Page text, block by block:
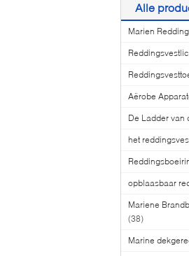
Alle
Marien
Aërobe
De Ladder van
het
opblaasbaar
Mariene
(38)
Marine